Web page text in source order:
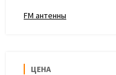
FM антенны
ЦЕНА